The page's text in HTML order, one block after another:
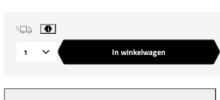
i
In winkelwagen